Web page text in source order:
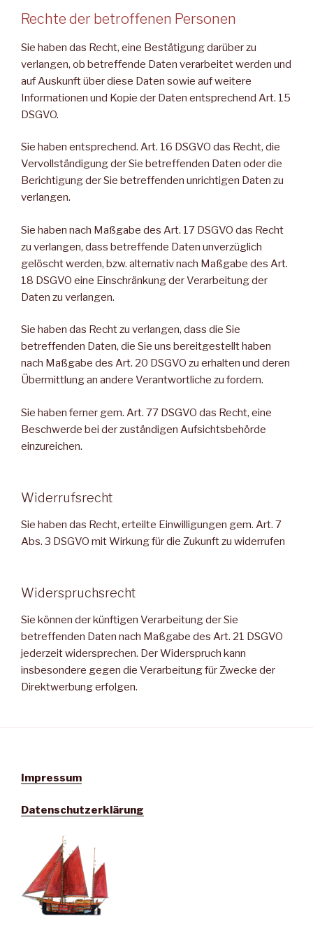
Rechte der betroffenen Personen
Sie haben das Recht, eine Bestätigung darüber zu
verlangen, ob betreffende Daten verarbeitet werden und
auf Auskunft über diese Daten sowie auf weitere
Informationen und Kopie der Daten entsprechend Art. 15
DSGVO.
Sie haben entsprechend. Art. 16 DSGVO das Recht, die
Vervollständigung der Sie betreffenden Daten oder die
Berichtigung der Sie betreffenden unrichtigen Daten zu
verlangen.
Sie haben nach Maßgabe des Art. 17 DSGVO das Recht
zu verlangen, dass betreffende Daten unverzüglich
gelöscht werden, bzw. alternativ nach Maßgabe des Art.
18 DSGVO eine Einschränkung der Verarbeitung der
Daten zu verlangen.
Sie haben das Recht zu verlangen, dass die Sie
betreffenden Daten, die Sie uns bereitgestellt haben
nach Maßgabe des Art. 20 DSGVO zu erhalten und deren
Übermittlung an andere Verantwortliche zu fordern.
Sie haben ferner gem. Art. 77 DSGVO das Recht, eine
Beschwerde bei der zuständigen Aufsichtsbehörde
einzureichen.
Widerrufsrecht
Sie haben das Recht, erteilte Einwilligungen gem. Art. 7
Abs. 3 DSGVO mit Wirkung für die Zukunft zu widerrufen
Widerspruchsrecht
Sie können der künftigen Verarbeitung der Sie
betreffenden Daten nach Maßgabe des Art. 21 DSGVO
jederzeit widersprechen. Der Widerspruch kann
insbesondere gegen die Verarbeitung für Zwecke der
Direktwerbung erfolgen.
Impressum
Datenschutzerklärung